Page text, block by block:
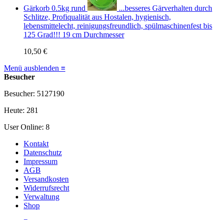
Gärkorb 0.5kg rund
...besseres Gärverhalten durch
Schlitze, Profiqualität aus Hostalen, hygienisch,
lebensmittelecht, reinigungsfreundlich, spülmaschinenfest bis
125 Grad!!! 19 cm Durchmesser
10,50 €
Menü ausblenden ≡
Besucher
Besucher: 5127190
Heute: 281
User Online: 8
Kontakt
Datenschutz
Impressum
AGB
Versandkosten
Widerrufsrecht
Verwaltung
Shop